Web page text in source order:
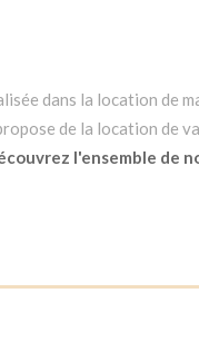
dans la location de
de la location de
l'ensemble de